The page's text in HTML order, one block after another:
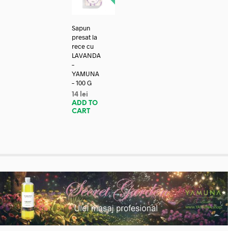
Sapun
presat la
rece cu
LAVANDA
–
YAMUNA
– 100 G
14 lei
ADD TO
CART